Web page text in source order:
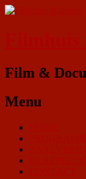
Film &
Menu